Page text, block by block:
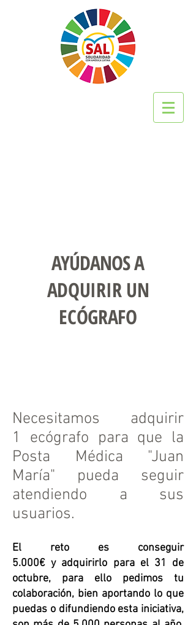
AYÚDANOSA
ADQUIRIR UN
ECÓGRAFO
Necesitamos adquirir
1 ecógrafo para que la
Posta Médica "Juan
María" pueda seguir
atendiendo a sus
usuarios.
El reto es conseguir
5.000€ y adquirirlo para el 31 de
octubre, para ello pedimos tu
colaboración, bien aportando lo que
puedas o difundiendo esta iniciativa,